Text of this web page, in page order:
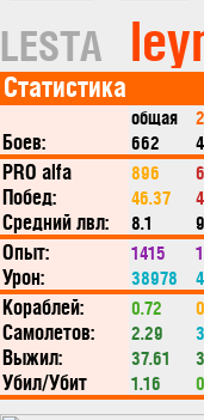
LESTA
Статистика
общая
Боев: 662
PRO alfa 896
Побед: 46.37
Средний лвл: 8.1
Опыт: 1415
Урон: 38978
Кораблей: 0.72
Самолетов: 2.29
Выжил: 37.61
Убил/Убит 1.16